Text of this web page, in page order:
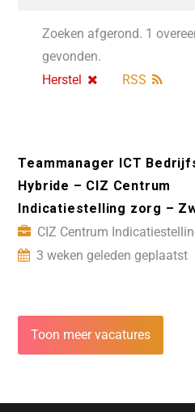
Zoeken afgerond. 1
gevonden.
Herstel
RSS
Teammanager ICT
Hybride – CIZ Centrum
Indicatiestelling zorg –
CIZ Centrum
3 weken geleden geplaatst
Toon meer vacatures